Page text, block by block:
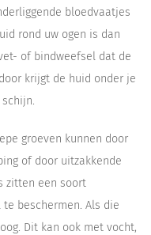
bloedvaatjes
rond uw ogen is dan
of bindweefsel dat de
krijgt de huid onder je
groeven kunnen door
of door uitzakkende
zitten een soort
beschermen. Als die
Dit kan ook met vocht,